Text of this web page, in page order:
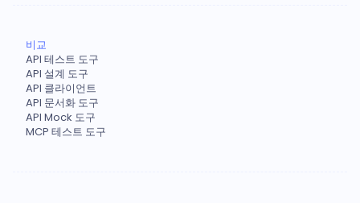
비교
API 테스트 도구
API 설계 도구
API 클라이언트
API 문서화 도구
API Mock 도구
MCP 테스트 도구